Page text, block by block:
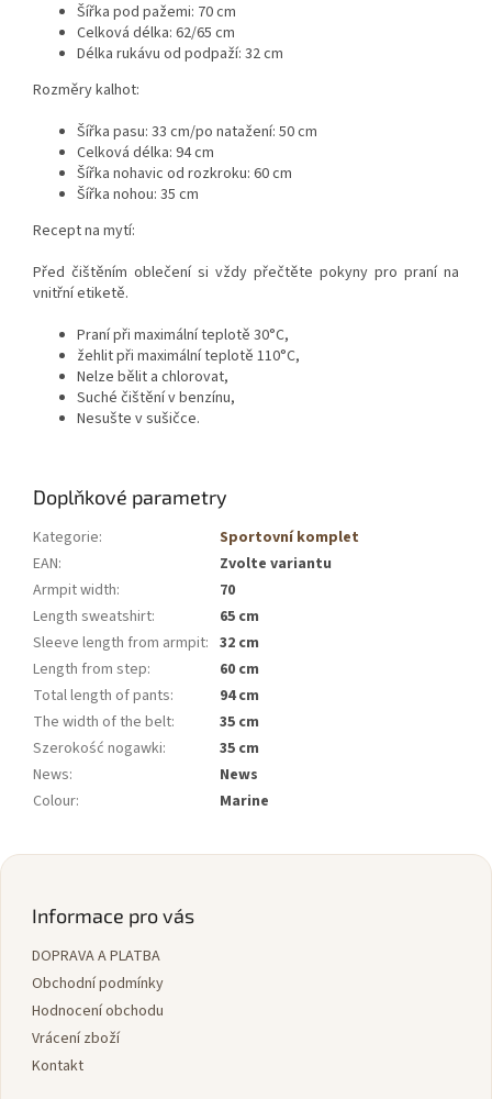
Šířka pod pažemi: ​​70 cm
Celková délka: 62/65 cm
Délka rukávu od podpaží: 32 cm
Rozměry kalhot:
Šířka pasu: 33 cm/po natažení: 50 cm
Celková délka: 94 cm
Šířka nohavic od rozkroku: 60 cm
Šířka nohou: 35 cm
Recept na mytí:
Před čištěním oblečení si vždy přečtěte pokyny pro praní na
vnitřní etiketě.
Praní při maximální teplotě 30°C,
žehlit při maximální teplotě 110°C,
Nelze bělit a chlorovat,
Suché čištění v benzínu,
Nesušte v sušičce.
Doplňkové parametry
Kategorie:
Sportovní komplet
EAN:
Zvolte variantu
Armpit width:
70
Length sweatshirt:
65 cm
Sleeve length from armpit: 32 cm
Length from step:
60 cm
Total length of pants:
94 cm
The width of the belt:
35 cm
Szerokość nogawki:
35 cm
News:
News
Colour: Marine
Z
Informace pro vás
DOPRAVA A PLATBA
Obchodní podmínky
Hodnocení obchodu
Vrácení zboží
Kontakt